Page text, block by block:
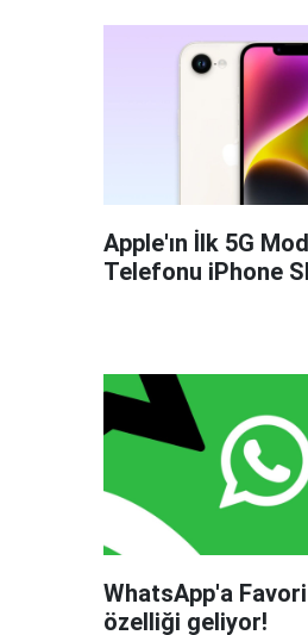
Apple'ın İlk 5G
Telefonu iPhone
WhatsApp'a
özelliği geliyor!